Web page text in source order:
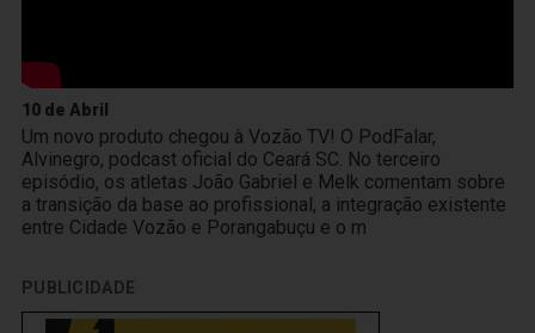
10 de Abril
Um novo produto chegou à Vozão TV! O PodFalar,
Alvinegro, podcast oficial do Ceará SC. No terceiro
episódio, os atletas João Gabriel e Melk comentam sobre
a transição da base ao profissional, a integração existente
entre Cidade Vozão e Porangabuçu e o m
PUBLICIDADE